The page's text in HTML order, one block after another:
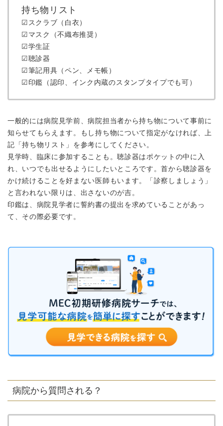
持ち物リスト
☑スクラブ（白衣）
☑マスク（不織布推奨）
☑学生証
☑聴診器
☑筆記用具（ペン、メモ帳）
☑印鑑（認印、インク内蔵のスタンプタイプでも可）
一般的には病院見学前、病院担当者から持ち物について事前に
知らせてもらえます。もし持ち物について指定がなければ、上
記「持ち物リスト」を参考にしてください。
見学時、臨床に参加することも。聴診器はポケットの中に入
れ、いつでも出せるようにしたいところです。首から聴診器を
かけ続けることを好まない医師もいます。「診察しましょう」
と言われない限りは、出さないのが吉。
印鑑は、病院見学者に誓約書の提出を求めていることがあっ
て、その際必要です。
病院から質問される？